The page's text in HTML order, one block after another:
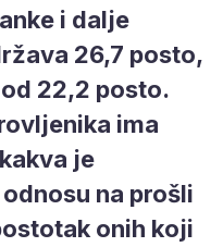
i dalje
26,7 posto,
22,2 posto.
ima
je
na prošli
onih koji